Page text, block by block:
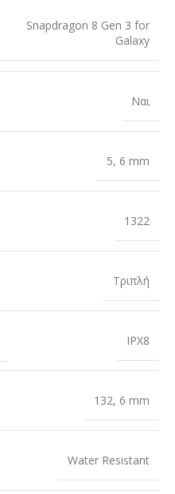
Snapdragon 8 Gen 3 for
Galaxy
Ναι
5, 6 mm
1322
Τριπλή
IPX8
132, 6 mm
Water Resistant